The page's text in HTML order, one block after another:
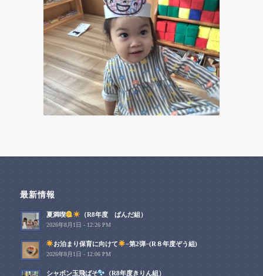
最新情報
夏満喫 （R8年度 ぱんだ組）
2026年8月1日 - 12:26 PM
お泊まり保育に向けて −第2弾−(R８年度ぞう組)
2026年8月1日 - 12:06 PM
シャボン玉飛ばそ （R8年度きりん組）